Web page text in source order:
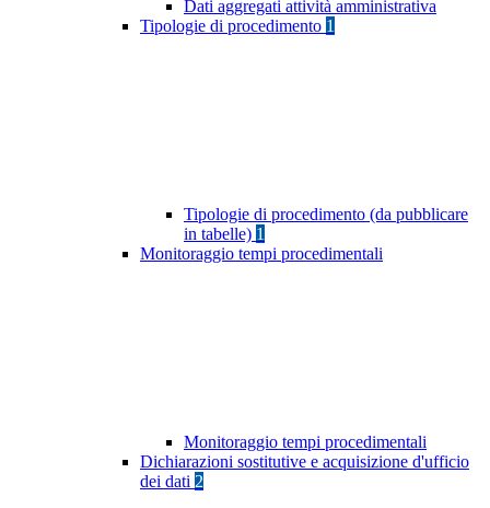
Dati aggregati attività amministrativa
Tipologie di procedimento 1
Tipologie di procedimento (da pubblicare
in tabelle) 1
Monitoraggio tempi procedimentali
Monitoraggio tempi procedimentali
Dichiarazioni sostitutive e acquisizione d'ufficio
dei dati 2